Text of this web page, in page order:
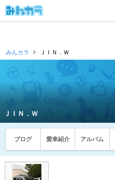
みんカラ ＪＩＮ．Ｗ
ＪＩＮ．Ｗ
ブログ 愛車紹介 アルバム